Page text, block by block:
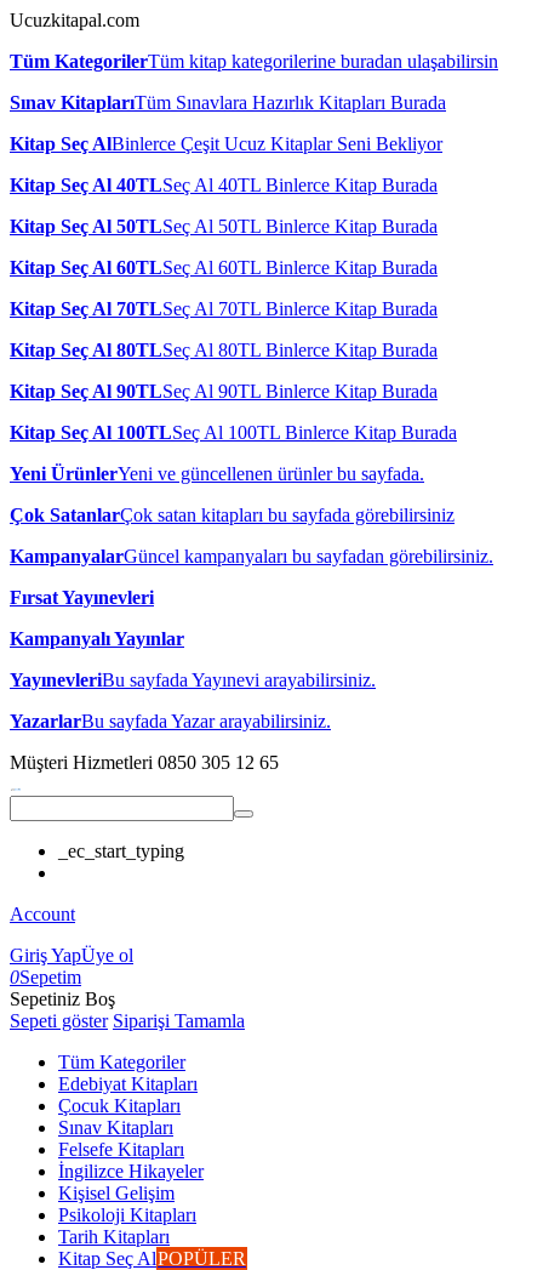
Ucuzkitapal.com
Tüm KategorilerTüm kitap kategorilerine buradan ulaşabilirsin
Sınav KitaplarıTüm Sınavlara Hazırlık Kitapları Burada
Kitap Seç AlBinlerce Çeşit Ucuz Kitaplar Seni Bekliyor
Kitap Seç Al 40TLSeç Al 40TL Binlerce Kitap Burada
Kitap Seç Al 50TLSeç Al 50TL Binlerce Kitap Burada
Kitap Seç Al 60TLSeç Al 60TL Binlerce Kitap Burada
Kitap Seç Al 70TLSeç Al 70TL Binlerce Kitap Burada
Kitap Seç Al 80TLSeç Al 80TL Binlerce Kitap Burada
Kitap Seç Al 90TLSeç Al 90TL Binlerce Kitap Burada
Kitap Seç Al 100TLSeç Al 100TL Binlerce Kitap Burada
Yeni ÜrünlerYeni ve güncellenen ürünler bu sayfada.
Çok SatanlarÇok satan kitapları bu sayfada görebilirsiniz
KampanyalarGüncel kampanyaları bu sayfadan görebilirsiniz.
Fırsat Yayınevleri
Kampanyalı Yayınlar
YayınevleriBu sayfada Yayınevi arayabilirsiniz.
YazarlarBu sayfada Yazar arayabilirsiniz.
Müşteri Hizmetleri 0850 305 12 65
_ec_start_typing
Account
Giriş YapÜye ol
0Sepetim
Sepetiniz Boş
Sepeti göster Siparişi Tamamla
Tüm Kategoriler
Edebiyat Kitapları
Çocuk Kitapları
Sınav Kitapları
Felsefe Kitapları
İngilizce Hikayeler
Kişisel Gelişim
Psikoloji Kitapları
Tarih Kitapları
Kitap Seç AlPOPÜLER